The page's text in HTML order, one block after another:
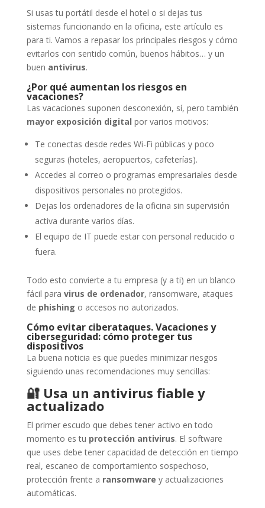
Si usas tu portátil desde el hotel o si dejas tus
sistemas funcionando en la oficina, este artículo es
para ti. Vamos a repasar los principales riesgos y cómo
evitarlos con sentido común, buenos hábitos… y un
buen antivirus.
¿Por qué aumentan los riesgos en
vacaciones?
Las vacaciones suponen desconexión, sí, pero también
mayor exposición digital por varios motivos:
Te conectas desde redes Wi-Fi públicas y poco
seguras (hoteles, aeropuertos, cafeterías).
Accedes al correo o programas empresariales desde
dispositivos personales no protegidos.
Dejas los ordenadores de la oficina sin supervisión
activa durante varios días.
El equipo de IT puede estar con personal reducido o
fuera.
Todo esto convierte a tu empresa (y a ti) en un blanco
fácil para virus de ordenador, ransomware, ataques
de phishing o accesos no autorizados.
Cómo evitar ciberataques. Vacaciones y
ciberseguridad: cómo proteger tus
dispositivos
La buena noticia es que puedes minimizar riesgos
siguiendo unas recomendaciones muy sencillas:
🔐Usa un antivirus fiable y
actualizado
El primer escudo que debes tener activo en todo
momento es tu protección antivirus. El software
que uses debe tener capacidad de detección en tiempo
real, escaneo de comportamiento sospechoso,
protección frente a ransomware y actualizaciones
automáticas.